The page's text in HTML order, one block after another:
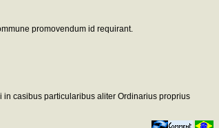
promovendum id requirant.
casibus particularibus aliter Ordinarius proprius